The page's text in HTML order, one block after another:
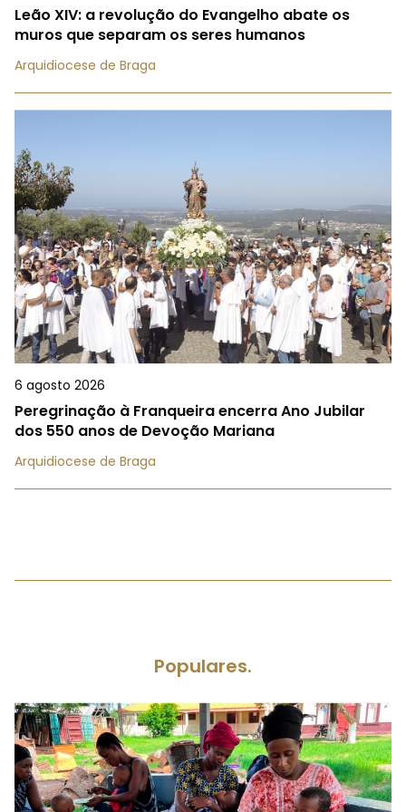
Leão XIV: a revolução do Evangelho abate os
muros que separam os seres humanos
Arquidiocese de Braga
6 agosto 2026
Peregrinação à Franqueira encerra Ano Jubilar
dos 550 anos de Devoção Mariana
Arquidiocese de Braga
Populares.